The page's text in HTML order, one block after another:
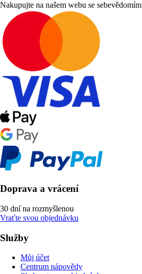
Nakupujte na našem webu se sebevědomím
Doprava a vrácení
30 dní na rozmyšlenou
Vraťte svou objednávku
Služby
Můj účet
Centrum nápovědy